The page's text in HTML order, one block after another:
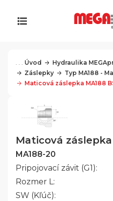
. . . Úvod Hydraulika
Záslepky
Typ MA188 -
Maticová záslepka MA188
Maticová záslepka
MA188-20
Pripojovací závit (G1):
Rozmer L:
SW (Kľúč):